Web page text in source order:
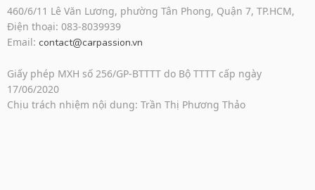
460/6/11 Lê Văn Lương, phường Tân Phong, Quận 7, TP.HCM,
Điện thoại: 083-8039939
Email: contact@carpassion.vn
Giấy phép MXH số 256/GP-BTTTT do Bộ TTTT cấp ngày
17/06/2020
Chịu trách nhiệm nội dung: Trần Thị Phương Thảo